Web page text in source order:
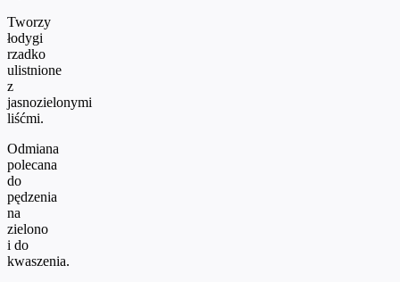
Tworzy
łodygi
rzadko
ulistnione
z
jasnozielonymi
liśćmi.
Odmiana
polecana
do
pędzenia
na
zielono
i do
kwaszenia.